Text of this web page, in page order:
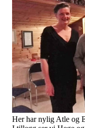
Her har nylig Atle og